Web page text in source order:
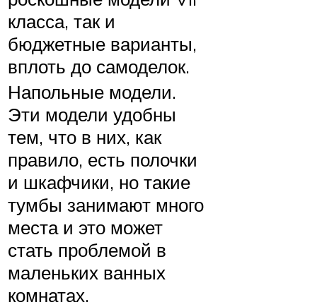
класса, так и
бюджетные варианты,
вплоть до самоделок.
Напольные модели.
Эти модели удобны
тем, что в них, как
правило, есть полочки
и шкафчики, но такие
тумбы занимают много
места и это может
стать проблемой в
маленьких ванных
комнатах.